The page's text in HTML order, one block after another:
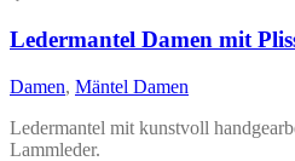
auf.
Die
Optionen
können
auf
der
Ledermantel Damen mit
Damen, Mäntel Damen
Ledermantel mit kunstvoll
Lammleder.